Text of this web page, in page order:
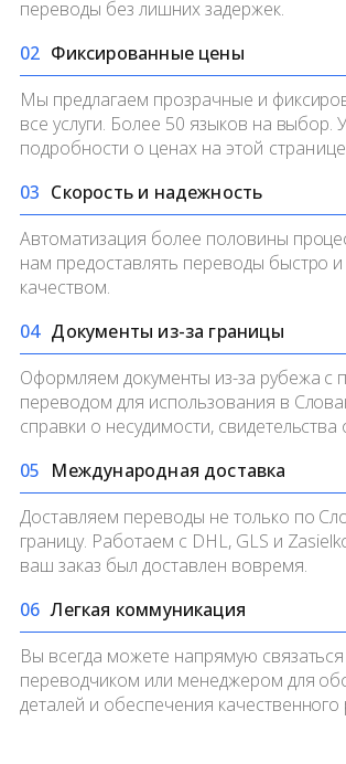
переводы без лишних задержек.
02 Фиксированные цены
Мы предлагаем прозрачные и
все услуги. Более 50 языков на выбор.
подробности о ценах на этой
03 Скорость и надежность
Автоматизация более половины
нам предоставлять переводы быстро
качеством.
04 Документы из-за границы
Оформляем документы из-за рубежа с
переводом для использования в
справки о несудимости,
05 Международная доставка
Доставляем переводы не только по
границу. Работаем с DHL, GLS и
ваш заказ был доставлен вовремя.
06 Легкая коммуникация
Вы всегда можете напрямую
переводчиком или менеджером для
деталей и обеспечения качественного